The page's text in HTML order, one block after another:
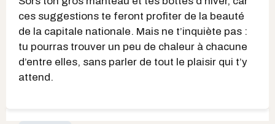
ces suggestions te feront profiter de la beauté
de la capitale nationale. Mais ne t’inquiète pas :
tu pourras trouver un peu de chaleur à chacune
d’entre elles, sans parler de tout le plaisir qui t’y
attend.